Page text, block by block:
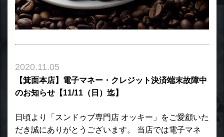
2020.11.05
【箕面本店】電子マネー・クレジット決済端末故障中
のお知らせ【11/11（日）迄】
日頃より「スンドゥブ専門店 オッキー」をご愛顧いた
だき誠にありがとうございます。 当店では電子マネ